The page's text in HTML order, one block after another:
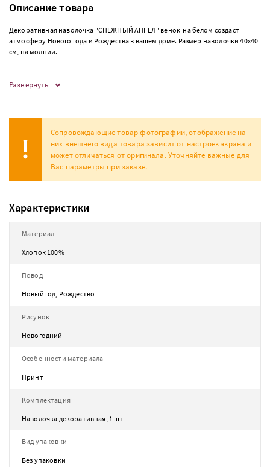
Описание товара
Декоративная наволочка "СНЕЖНЫЙ АНГЕЛ" венок на белом создаст
атмосферу Нового года и Рождества в вашем доме. Размер наволочки 40х40
см, на молнии.
Развернуть
Сопровождающие товар фотографии, отображение на
них внешнего вида товара зависит от настроек экрана и
может отличаться от оригинала. Уточняйте важные для
Вас параметры при заказе.
Характеристики
Материал
Хлопок 100%
Повод
Новый год, Рождество
Рисунок
Новогодний
Особенности материала
Принт
Комплектация
Наволочка декоративная, 1 шт
Вид упаковки
Без упаковки